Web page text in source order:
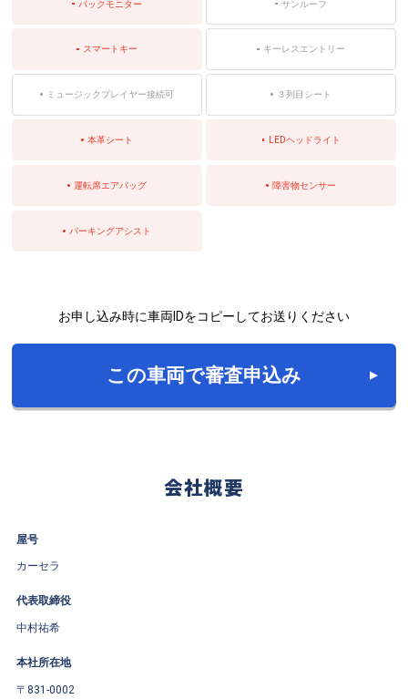
バックモニター サンルーフ
スマートキー キーレスエントリー
ミュージックプレイヤー接続可 ３列目シート
本革シート LEDヘッドライト
運転席エアバッグ 障害物センサー
パーキングアシスト
お申し込み時に車両IDをコピーしてお送りください
この車両で審査申込み
会社概要
屋号
カーセラ
代表取締役
中村祐希
本社所在地
〒831-0002